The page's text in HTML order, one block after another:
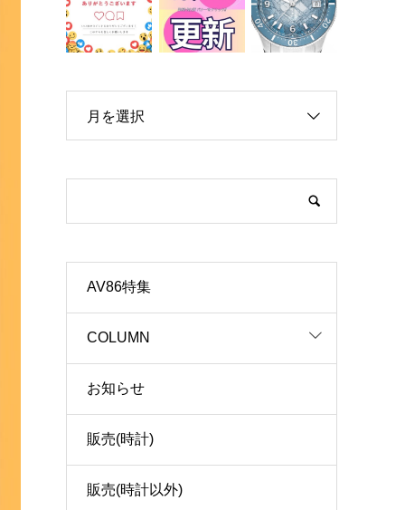
月を選択
AV86特集
COLUMN
お知らせ
販売(時計)
販売(時計以外)